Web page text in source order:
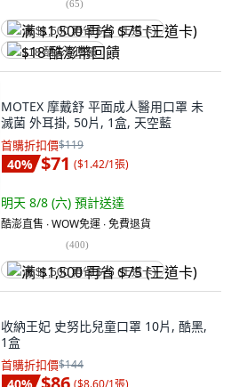
(65)
满 $1,500 再省 $75 (王道卡)
$18 酷澎幣回饋
MOTEX 摩戴舒 平面成人醫用口罩 未
滅菌 外耳掛, 50片, 1盒, 天空藍
首購折扣價$119
40% $71 ($1.42/1張)
明天 8/8 (六) 預計送達
酷澎直售 ∙ WOW免運 ∙ 免費退貨
(400)
满 $1,500 再省 $75 (王道卡)
收納王妃 史努比兒童口罩 10片, 酷黑,
1盒
首購折扣價$144
($8.60/1張)